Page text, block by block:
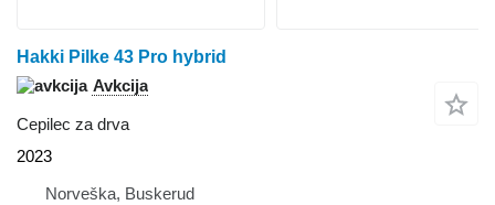
Hakki Pilke 43 Pro hybrid
Avkcija
Cepilec za drva
2023
Norveška, Buskerud